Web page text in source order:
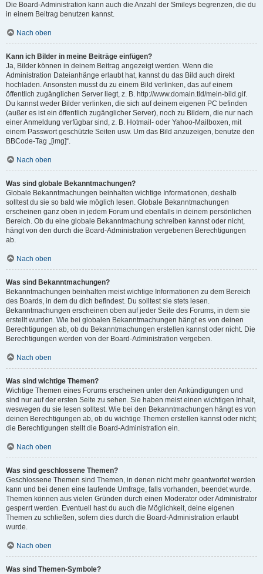
Die Board-Administration kann auch die Anzahl der Smileys begrenzen, die du
in einem Beitrag benutzen kannst.
Nach oben
Kann ich Bilder in meine Beiträge einfügen?
Ja, Bilder können in deinem Beitrag angezeigt werden. Wenn die
Administration Dateianhänge erlaubt hat, kannst du das Bild auch direkt
hochladen. Ansonsten musst du zu einem Bild verlinken, das auf einem
öffentlich zugänglichen Server liegt, z. B. http://www.domain.tld/mein-bild.gif.
Du kannst weder Bilder verlinken, die sich auf deinem eigenen PC befinden
(außer es ist ein öffentlich zugänglicher Server), noch zu Bildern, die nur nach
einer Anmeldung verfügbar sind, z. B. Hotmail- oder Yahoo-Mailboxen, mit
einem Passwort geschützte Seiten usw. Um das Bild anzuzeigen, benutze den
BBCode-Tag „[img]“.
Nach oben
Was sind globale Bekanntmachungen?
Globale Bekanntmachungen beinhalten wichtige Informationen, deshalb
solltest du sie so bald wie möglich lesen. Globale Bekanntmachungen
erscheinen ganz oben in jedem Forum und ebenfalls in deinem persönlichen
Bereich. Ob du eine globale Bekanntmachung schreiben kannst oder nicht,
hängt von den durch die Board-Administration vergebenen Berechtigungen
ab.
Nach oben
Was sind Bekanntmachungen?
Bekanntmachungen beinhalten meist wichtige Informationen zu dem Bereich
des Boards, in dem du dich befindest. Du solltest sie stets lesen.
Bekanntmachungen erscheinen oben auf jeder Seite des Forums, in dem sie
erstellt wurden. Wie bei globalen Bekanntmachungen hängt es von deinen
Berechtigungen ab, ob du Bekanntmachungen erstellen kannst oder nicht. Die
Berechtigungen werden von der Board-Administration vergeben.
Nach oben
Was sind wichtige Themen?
Wichtige Themen eines Forums erscheinen unter den Ankündigungen und
sind nur auf der ersten Seite zu sehen. Sie haben meist einen wichtigen Inhalt,
weswegen du sie lesen solltest. Wie bei den Bekanntmachungen hängt es von
deinen Berechtigungen ab, ob du wichtige Themen erstellen kannst oder nicht;
die Berechtigungen stellt die Board-Administration ein.
Nach oben
Was sind geschlossene Themen?
Geschlossene Themen sind Themen, in denen nicht mehr geantwortet werden
kann und bei denen eine laufende Umfrage, falls vorhanden, beendet wurde.
Themen können aus vielen Gründen durch einen Moderator oder Administrator
gesperrt werden. Eventuell hast du auch die Möglichkeit, deine eigenen
Themen zu schließen, sofern dies durch die Board-Administration erlaubt
wurde.
Nach oben
Was sind Themen-Symbole?